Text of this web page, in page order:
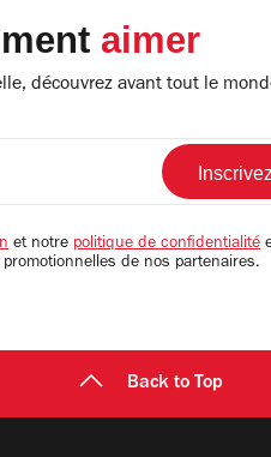
aimer
découvrez avant tout le
et notre politique de confidentialité
de nos partenaires.
Back to Top